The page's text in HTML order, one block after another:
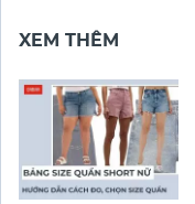
XEM THÊM